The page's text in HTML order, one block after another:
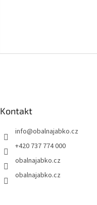
Kontakt
info@obalnajabko.cz
+420 737 774 000
obalnajabko.cz
obalnajabko.cz